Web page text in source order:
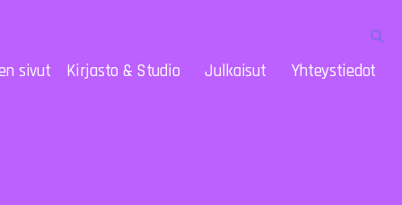
sivut Kirjasto & Studio Julkaisut Yhteystiedot